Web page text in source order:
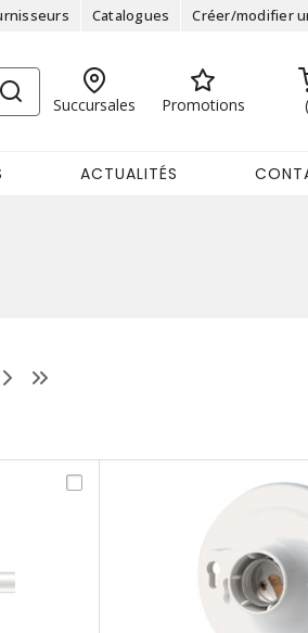
Catalogues Créer/modifier
Succursales Promotions
ACTUALITÉS